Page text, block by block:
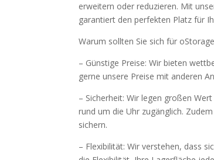
erweitern oder reduzieren. Mit
garantiert den perfekten Platz für
Warum sollten Sie sich für
– Günstige Preise: Wir bieten
gerne unsere Preise mit anderen
– Sicherheit: Wir legen großen
rund um die Uhr zugänglich.
sichern.
– Flexibilität: Wir verstehen, dass